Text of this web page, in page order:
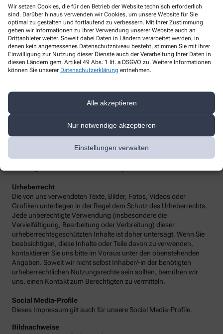
Wir setzen Cookies, die für den Betrieb der Website technisch erforderlich
sind. Darüber hinaus verwenden wir Cookies, um unsere Website für Sie
optimal zu gestalten und fortlaufend zu verbessern. Mit Ihrer Zustimmung
geben wir Informationen zu Ihrer Verwendung unserer Website auch an
Drittanbieter weiter. Soweit dabei Daten in Ländern verarbeitet werden, in
denen kein angemessenes Datenschutzniveau besteht, stimmen Sie mit Ihrer
Einwilligung zur Nutzung dieser Dienste auch der Verarbeitung Ihrer Daten in
diesen Ländern gem. Artikel 49 Abs. 1 lit. a DSGVO zu. Weitere Informationen
können Sie unserer Datenschutzerklärung entnehmen.
Alle akzeptieren
Nur notwendige akzeptieren
Einstellungen verwalten
Streitschlichtung
Wir sind weder verpflichtet noch bereit, an einem
Streitbeilegungsverfahren vor einer Verbraucherschlichtungsstelle
teilzunehmen.
Haftung
Wir sind für unsere Inhalte verantwortlich. Alle Inhalte werden mit
der gebotenen Sorgfalt und nach bestem Wissen erstellt. Soweit
keine Gewähr für die fortwährende Aktualität, Richtigkeit und
Vollständigkeit der verlinkten Inhalte übernehmen, da diese
aus Ihrer Sicht Inhalte gegen geltendes Recht verstoßen oder
rechtlichen Hinweise sowie alle Fragen und Streitigkeiten im
Zusammenhang mit der Gestaltung unseres Angebots
Urheberrecht
Die von uns verwendeten Texte, Bilder, Fotos, Videos oder
Grafiken unterliegen in der Regel dem Schutz des Urheberrechts.
Jede unberechtigte Verwendung (insbesondere die
Vervielfältigung, Bearbeitung oder Verbreitung) dieser
urheberrechtsgeschützten Inhalte ist daher untersagt. Wenn Sie
beabsichtigen, diese Inhalte oder Teile davon zu verwenden,
kontaktieren Sie uns bitte im Voraus unter den obenstehenden
Angaben. Soweit wir nicht selbst Inhaber/-in der benötigten
urheberrechtlichen Nutzungsrechte sein sollten, bemühen wir
uns, einen Kontakt zum Berechtigten zu vermitteln.
Social Media-Profile
Dieses Impressum gilt auch für unsere Social Media-Profile.
Bildnachweise